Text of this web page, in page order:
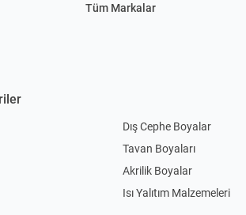
Tüm Markalar
Dış Cephe Boyalar
Tavan Boyaları
Akrilik Boyalar
Isı Yalıtım Malzemeleri